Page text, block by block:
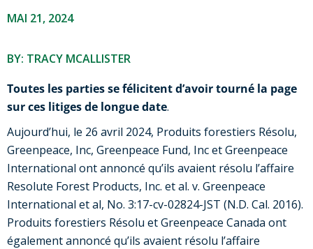
MAI 21, 2024
BY: TRACY MCALLISTER
Toutes les parties se félicitent d’avoir tourné la page
sur ces litiges de longue date.
Aujourd’hui, le 26 avril 2024, Produits forestiers Résolu,
Greenpeace, Inc, Greenpeace Fund, Inc et Greenpeace
International ont annoncé qu’ils avaient résolu l’affaire
Resolute Forest Products, Inc. et al. v. Greenpeace
International et al, No. 3:17-cv-02824-JST (N.D. Cal. 2016).
Produits forestiers Résolu et Greenpeace Canada ont
également annoncé qu’ils avaient résolu l’affaire